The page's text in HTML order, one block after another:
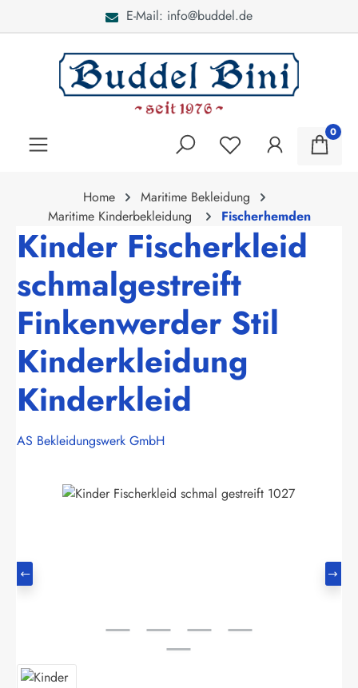
Bei Fragen: 040 - 46
0
Home
Maritime Bekleidung
Maritime Kinderbekleidung
Fischerhemden
Kinder Fischerkleid
schmalgestreift
Finkenwerder Stil
Kinderkleidung
Kinderkleid
AS Bekleidungswerk GmbH
Bildergalerie überspringen